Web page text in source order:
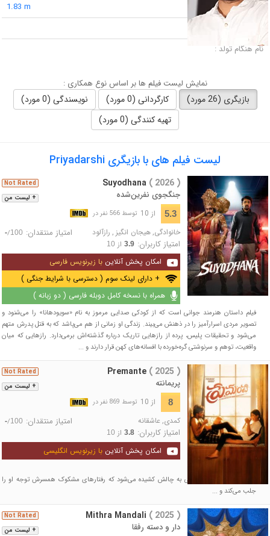
قد :
1.83 m
نام هنگام تولد :
نمایش لیست فیلم ها بر اساس نوع همکاری :
بازیگری (26 مورد) کارگردانی (0 مورد)
نویسندگی (0 مورد)
تهیه کنندگی (0 مورد)
لیست فیلم های با بازیگری Priyadarshi
+ لیست من
Not Rated Suyodhana ( 2026 )
جنگجوی نفرین‌شده
5.3 از 10 توسط 566 نفر در
خانوادگی,هیجان انگیز , رازآلود امتیاز منتقدان: -/100
امتیاز کاربران: 3.9از 10
امکان پخش آنلاین با زیرنویس فارسی
+ دارای لینک سوم ( دسترسی با شرایط جنگی )
همراه با نسخه کامل دوبله فارسی ( دو زبانه )
فیلم داستان هنرمند جوانی است که از کودکی صدایی مرموز به نام «سویودهانا» را می‌شنود و
تصویر مردی اسرارآمیز را در ذهنش می‌بیند. زندگی او زمانی از هم می‌پاشد که به قتل پدرش متهم
می‌شود و تحقیقات پلیس، پرده از رازهایی تاریک درباره گذشته‌اش برمی‌دارد. رازهایی که میان
واقعیت، توهم و سرنوشتی گره‌خورده با افسانه‌های کهن قرار دارند و ...
+ لیست من
Not Rated Premante ( 2025 )
پریمانته
8 از 10 توسط 869 نفر در
کمدی,عاشقانه امتیاز منتقدان: -/100
امتیاز کاربران: 3.8از 10
امکان پخش آنلاین با زیرنویس انگلیسی
شادی یک تازه‌عروس زمانی به چالش کشیده می‌شود که رفتارهای مشکوک همسرش توجه او را
جلب می‌کند و ...
+ لیست من
Not Rated Mithra Mandali ( 2025 )
دار و دسته رفقا